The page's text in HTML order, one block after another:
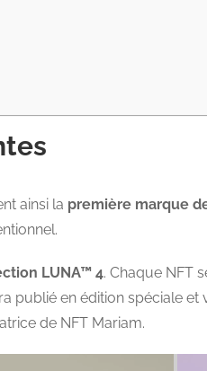
ainsi la première marque
LUNA™ 4. Chaque NFT
publié en édition spéciale
de NFT Mariam.